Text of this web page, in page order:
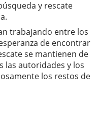
y rescate
trabajando entre los
de encontrar
se mantienen de
autoridades y los
los restos de